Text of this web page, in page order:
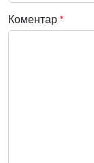
Коментар *